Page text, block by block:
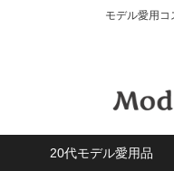
モデル愛用コ
20代モデル愛用品